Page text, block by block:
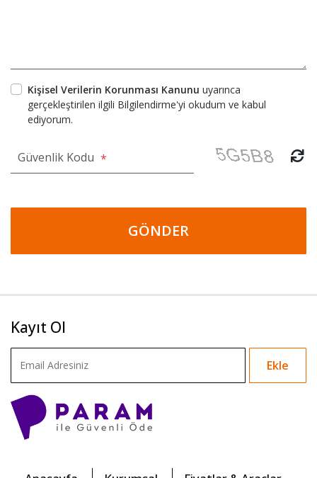
Kişisel Verilerin Korunması Kanunu uyarınca
gerçekleştirilen ilgili Bilgilendirme'yi okudum ve kabul
ediyorum.
Güvenlik Kodu *
GÖNDER
Kayıt Ol
Ekle